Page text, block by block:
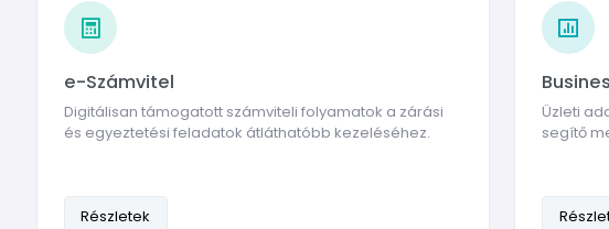
e-Számvitel
Digitálisan támogatott számviteli folyamatok a zárási
és egyeztetési feladatok átláthatóbb kezeléséhez.
Részletek
Üzleti
segítő